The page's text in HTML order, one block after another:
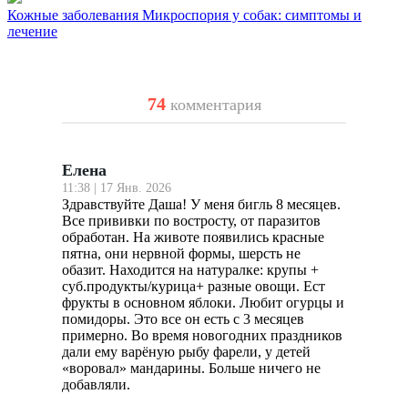
Кожные заболевания Микроспория у собак: симптомы и
лечение
74 комментария
Елена
11:38 | 17 Янв. 2026
Здравствуйте Даша! У меня бигль 8 месяцев.
Все прививки по востросту, от паразитов
обработан. На животе появились красные
пятна, они нервной формы, шерсть не
обазит. Находится на натуралке: крупы +
суб.продукты/курица+ разные овощи. Ест
фрукты в основном яблоки. Любит огурцы и
помидоры. Это все он есть с 3 месяцев
примерно. Во время новогодних праздников
дали ему варёную рыбу фарели, у детей
«воровал» мандарины. Больше ничего не
добавляли.